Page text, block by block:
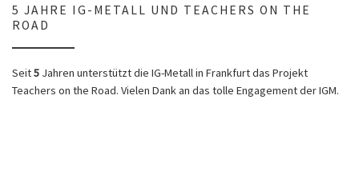
5 JAHRE IG-METALL UND TEACHERS ON THE
ROAD
Seit5 Jahren unterstützt die IG-Metall in Frankfurt das Projekt
Teachers on the Road. Vielen Dank an das tolle Engagement der IGM.